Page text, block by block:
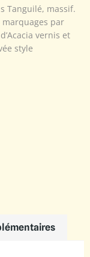
Tanguilé, massif.
par
vernis et
style